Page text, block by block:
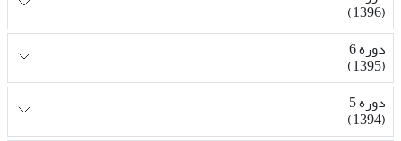
(1396)
دوره 6
(1395)
دوره 5
(1394)